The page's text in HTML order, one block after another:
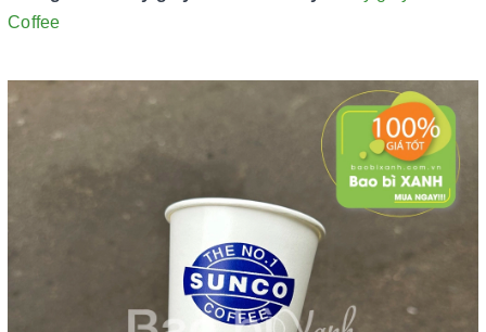
Coffee